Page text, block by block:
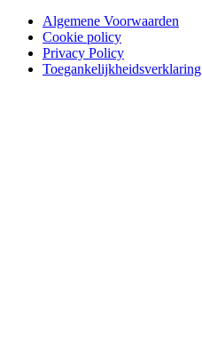
Algemene Voorwaarden
Cookie policy
Privacy Policy
Toegankelijkheidsverklaring